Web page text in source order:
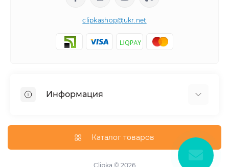
clipkashop@ukr.net
Информация
Контакты
Каталог товаров
Clipka © 2026